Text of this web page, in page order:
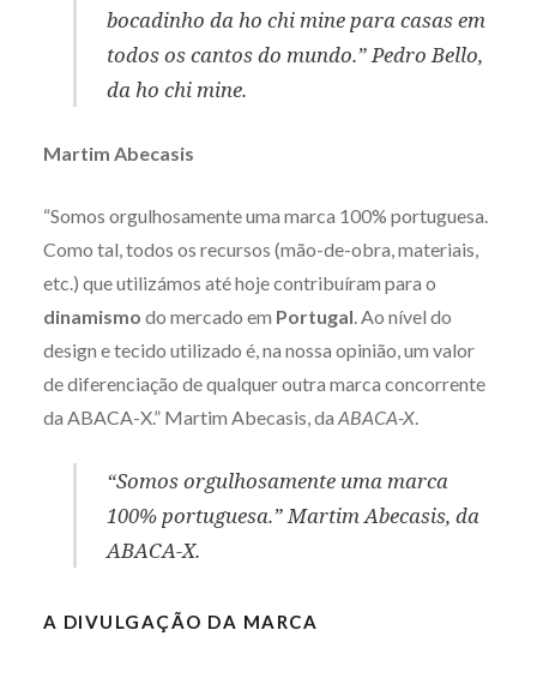
bocadinho daho chi minepara casas em
todos os cantos do mundo.” Pedro Bello,
da ho chi mine.
Martim Abecasis
“Somos orgulhosamente uma marca 100% portuguesa.
Como tal, todos os recursos (mão-de-obra, materiais,
etc.) que utilizámos até hoje contribuíram para o
dinamismo do mercado em Portugal. Ao nível do
design e tecido utilizado é, na nossa opinião, um valor
de diferenciação de qualquer outra marca concorrente
da ABACA-X.” Martim Abecasis, da ABACA-X.
“Somos orgulhosamente uma marca
100% portuguesa.” Martim Abecasis, da
ABACA-X.
A DIVULGAÇÃO DA MARCA